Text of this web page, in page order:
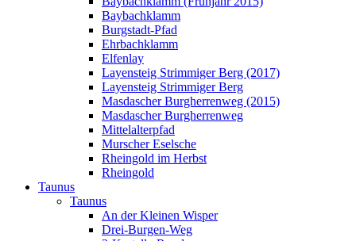
Baybachklamm
Burgstadt-Pfad
Ehrbachklamm
Elfenlay
Layensteig Strimmiger Berg (2017)
Layensteig Strimmiger Berg
Masdascher Burgherrenweg (2015)
Masdascher Burgherrenweg
Mittelalterpfad
Murscher Eselsche
Rheingold im Herbst
Rheingold
Taunus
Taunus
An der Kleinen Wisper
Drei-Burgen-Weg